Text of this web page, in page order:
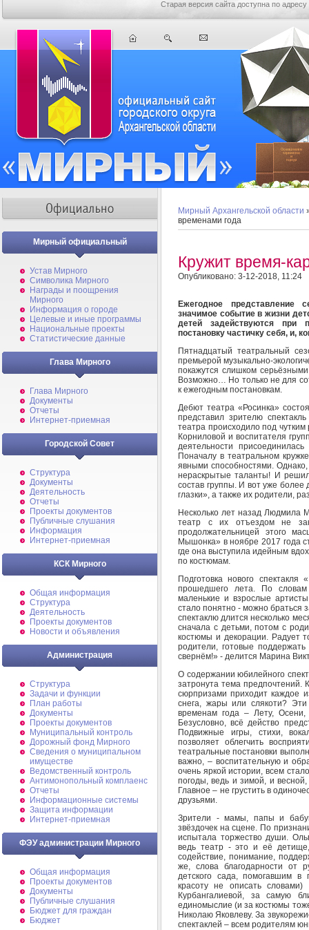
Старая версия сайта доступна по адресу
Мирный официальный
Устав Мирного
Символика Мирного
Награды и поощрения
Мирного
Информация о городе
Целевые и иные программы
Национальные проекты
Статистические данные
Глава Мирного
Глава Мирного
Документы
Отчеты
Интернет-приемная
Городской Совет
Структура
Документы
Деятельность
Отчеты
Проекты документов
Публичные слушания
Информация
Интернет-приемная
КСК Мирного
Общая информация
Структура
Деятельность
Проекты документов
Новости и объявления
Администрация
Структура
Задачи и функции
План работы
Документы
Проекты документов
Муниципальный контроль
Дорожный фонд Мирного
Cведения о муниципальном
имуществе
Ведомственный контроль
Антимонопольный комплаенс
Отчеты
Информационные системы
Защита информации
Интернет-приемная
ФЭУ администрации Мирного
Общая информация
Проекты документов
Документы
Публичные слушания
Бюджет для граждан
Бюджет
Мирный Архангельской области
временами года
Кружит время-
Опубликовано: 3-12-2018, 11:24
Ежегодное представление
значимое событие в жизни
детей задействуются при
постановку частичку себя, и,
Пятнадцатый театральный
премьерой музыкально-
покажутся слишком
Возможно… Но только не для
к ежегодным постановкам.
Дебют театра «Росинка»
представил зрителю
театра происходило под
Корниловой и воспитателя
деятельности
Поначалу в театральном
явными способностями.
нераскрытые таланты! И
состав группы. И вот уже
глазки», а также их родители,
Несколько лет назад Людмила
театр с их отъездом не
продолжательницей этого
Мышонка» в ноябре 2017 года
где она выступила идейным
по костюмам.
Подготовка нового
прошедшего лета. По
маленькие и взрослые
стало понятно - можно браться
спектаклю длится несколько
сначала с детьми, потом с
костюмы и декорации. Радует
родители, готовые
свернём!» - делится Марина
О содержании юбилейного
затронута тема
сюрпризами приходит каждое
снега, жары или слякоти?
временам года – Лету,
Безусловно, всё действо
Подвижные игры, стихи,
позволяет облегчить
театральные постановки
важно, – воспитательную и
очень яркой истории, всем
погоды, ведь и зимой, и
Главное – не грустить в
друзьями.
Зрители - мамы, папы и
звёздочек на сцене. По
испытала торжество души.
ведь театр - это и её
содействие, понимание,
же, слова благодарности от
детского сада, помогавшим в
красоту не описать
Курбангалиевой, за самую
единомыслие (и за костюмы
Николаю Яковлеву. За
спектаклей – всем родителям